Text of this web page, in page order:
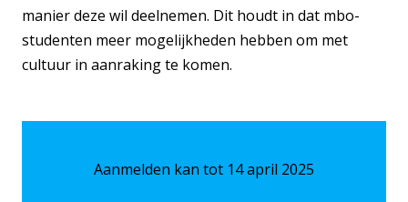
manier deze wil deelnemen. Dit houdt in dat mbo-
studenten meer mogelijkheden hebben om met
cultuur in aanraking te komen.
Aanmelden kan tot 14 april 2025